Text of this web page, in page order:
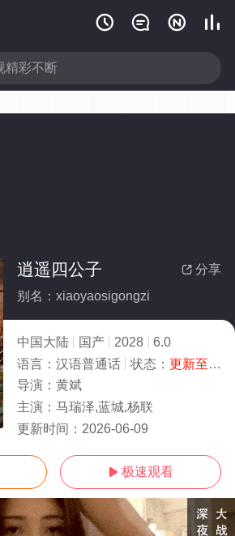
   
 分享
逍遥四公子
别名：xiaoyaosigongzi
中国大陆 国产 2028
6.0
语言： 汉语普通话 状态： 更新至第38集
导演： 黄斌
主演： 马瑞泽,蓝城,杨联
更新时间： 2026-06-09
 极速观看